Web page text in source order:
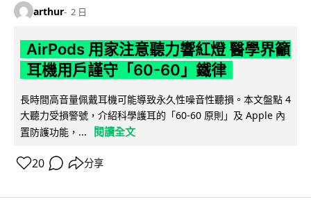
arthur 2 日
AirPods 用家注意聽力響紅燈 醫學界籲
耳機用戶謹守「60-60」鐵律
長時間高音量佩戴耳機可能導致永久性噪音性聽損。本文盤點 4
大聽力受損警號，介紹科學護耳的「60-60 原則」及 Apple 內
置防護功能，...
閱讀全文
20 分享